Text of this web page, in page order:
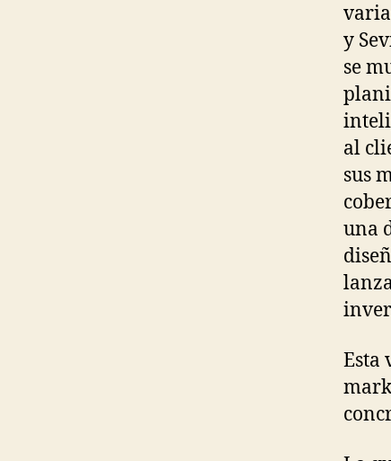
y
se
al
sus
una
Esta